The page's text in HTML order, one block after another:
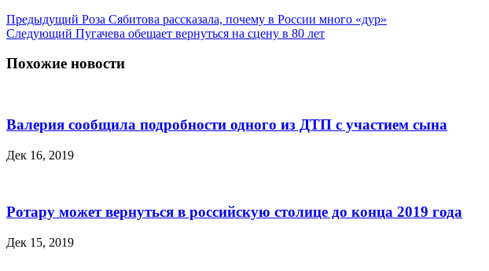
Предыдущий Роза Сябитова рассказала, почему в России много «дур»
Следующий Пугачева обещает вернуться на сцену в 80 лет
Похожие новости
Валерия сообщила подробности одного из ДТП с участием сына
Дек 16, 2019
Ротару может вернуться в российскую столице до конца 2019 года
Дек 15, 2019